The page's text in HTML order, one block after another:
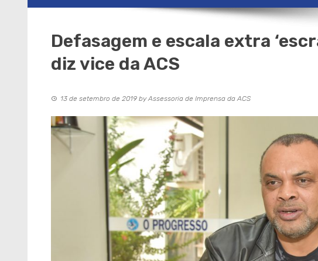
Defasagem e escala extra
diz vice da ACS
13 de setembro de 2019 byAssessoria de Imprensa da ACS